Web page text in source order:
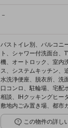
－
バストイレ別、バルコニ
ト、シャワー付洗面台、
機、オートロック、室内
ス、システムキッチン、
水洗浄便座、脱衣所、洗
口コンロ、駐輪場、宅配
相談、IHクッキングヒー
敷地内ごみ置き場、都市
この物件の詳し